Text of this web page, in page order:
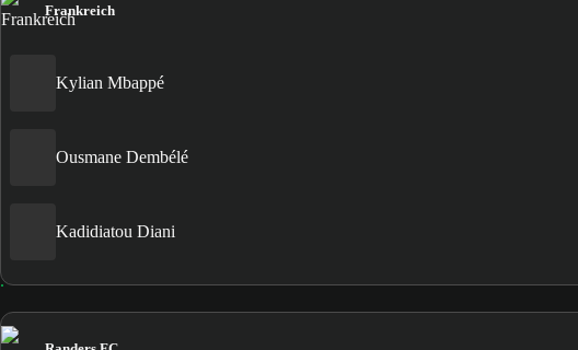
Frankreich
Kylian Mbappé
Ousmane Dembélé
Kadidiatou Diani